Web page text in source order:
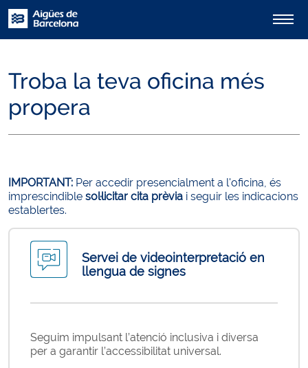
Troba la teva oficina més
propera
IMPORTANT: Per accedir presencialment a l'oficina, és
imprescindible sol·licitar cita prèvia i seguir les indicacions
establertes.
Servei de videointerpretació en
llengua de signes
Seguim impulsant l’atenció inclusiva i diversa
per a garantir l’accessibilitat universal.